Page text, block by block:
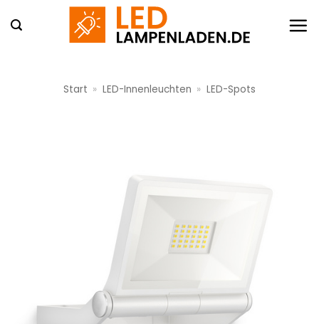
Inhalt
Start » LED-Innenleuchten » LED-Spots